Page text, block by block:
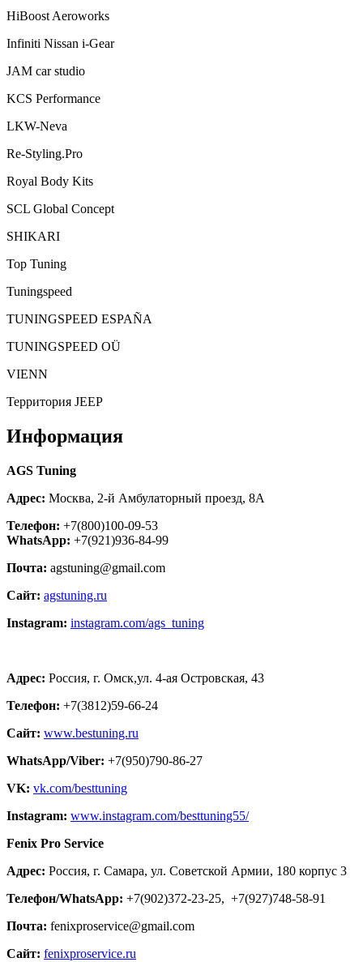
HiBoost Aeroworks
Infiniti Nissan i-Gear
JAM car studio
KCS Performance
LKW-Neva
Re-Styling.Pro
Royal Body Kits
SCL Global Concept
SHIKARI
Top Tuning
Tuningspeed
TUNINGSPEED ESPAÑA
TUNINGSPEED OÜ
VIENN
Территория JEEP
Информация
AGS Tuning
Адрес: Москва, 2-й Амбулаторный проезд, 8А
Телефон: +7(800)100-09-53
WhatsApp: +7(921)936-84-99
Почта: agstuning@gmail.com
Сайт: agstuning.ru
Instagram: instagram.com/ags_tuning
Адрес: Россия, г. Омск,ул. 4-ая Островская, 43
Телефон: +7(3812)59-66-24
Сайт: www.bestuning.ru
WhatsApp/Viber: +7(950)790-86-27
VK: vk.com/besttuning
Instagram: www.instagram.com/besttuning55/
Fenix Pro Service
Адрес: Россия, г. Самара, ул. Советской Армии, 180 корпус 3
Телефон/WhatsApp: +7(902)372-23-25, +7(927)748-58-91
Почта: fenixproservice@gmail.com
Сайт: fenixproservice.ru